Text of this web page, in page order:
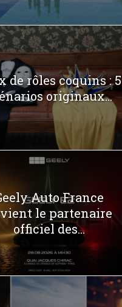
de rôles coquins : 5
originaux...
Auto France
le partenaire
officiel des...